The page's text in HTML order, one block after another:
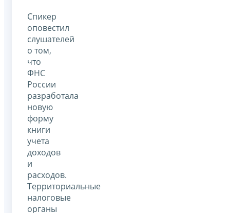
Спикер
оповестил
слушателей
о том,
что
ФНС
России
разработала
новую
форму
книги
учета
доходов
и
расходов.
Территориальные
налоговые
органы